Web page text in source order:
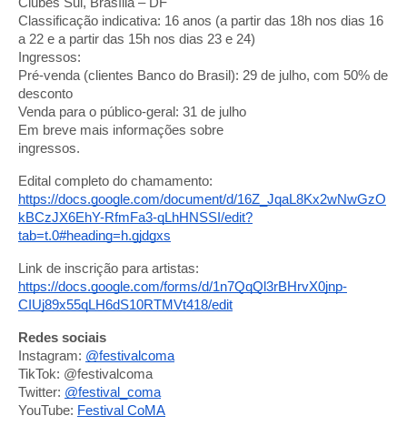
Classificação indicativa: 16 anos (a partir das 18h nos dias 16
a 22 e a partir das 15h nos dias 23 e 24)
Ingressos:
Pré-venda (clientes Banco do Brasil): 29 de julho, com 50% de
desconto
Venda para o público-geral: 31 de julho
Em breve mais informações sobre
ingressos.
Edital completo do chamamento:
https://docs.google.com/document/d/16Z_JqaL8Kx2wNwGzO
kBCzJX6EhY-RfmFa3-qLhHNSSI/edit?
tab=t.0#heading=h.gjdgxs
Link de inscrição para artistas:
https://docs.google.com/forms/d/1n7QqQl3rBHrvX0jnp-
CIUj89x55qLH6dS10RTMVt418/edit
Redes sociais
Instagram: @festivalcoma
TikTok: @festivalcoma
Twitter: @festival_coma
YouTube: Festival CoMA